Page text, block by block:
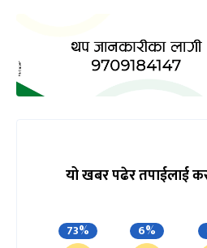
यो खबर पढेर तपाईलाई
73% 6%